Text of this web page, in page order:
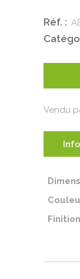
Réf. :
Vendu
Finition